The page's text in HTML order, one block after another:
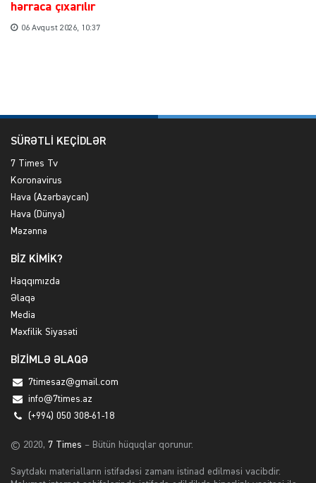
hərraca çıxarılır
06 Avqust 2026, 10:37
SÜRƏTLİ KEÇİDLƏR
7 Times Tv
Koronavirus
Hava (Azərbaycan)
Hava (Dünya)
Məzənnə
BİZ KİMİK?
Haqqımızda
Əlaqə
Media
Məxfilik Siyasəti
BİZİMLƏ ƏLAQƏ
7timesaz@gmail.com
info@7times.az
(+994) 050 308-61-18
© 2020, 7 Times – Bütün hüquqlar qorunur.
Saytdakı materialların istifadəsi zamanı istinad edilməsi vacibdir.